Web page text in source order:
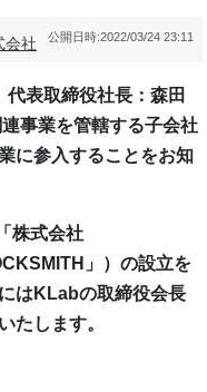
公開日時:2022/03/24 23:11
会社
表取締役社長：森田
事業を管轄する子会社
に参入することをお知
株式会社
」）の設立を
はKLabの取締役会長
たします。